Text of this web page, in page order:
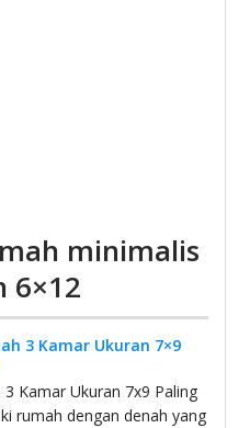
minimalis
6×12
3 Kamar Ukuran 7×9
Kamar Ukuran 7x9 Paling
rumah dengan denah yang